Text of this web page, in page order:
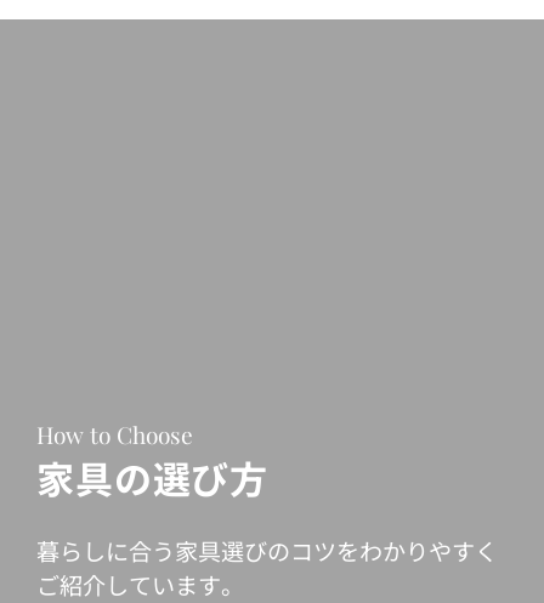
How to Choose
家具の選び方
暮らしに合う家具選びのコツをわかりやすく
ご紹介しています。